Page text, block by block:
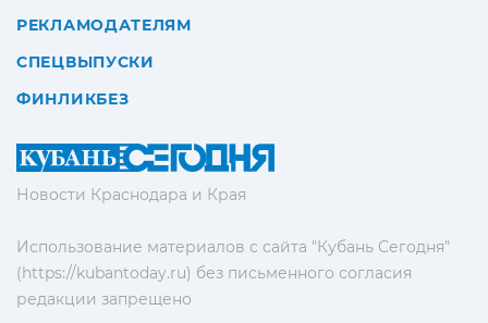
Новости Краснодара и Края
Использование материалов с сайта "Кубань Сегодня"
(https://kubantoday.ru) без письменного согласия
редакции запрещено
РЕКЛАМОДАТЕЛЯМ
СПЕЦВЫПУСКИ
ФИНЛИКБЕЗ